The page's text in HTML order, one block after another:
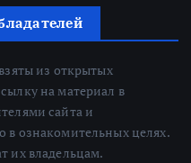
из открытых
на материал в
сайта и
в ознакомительных целях.
их владельцам.